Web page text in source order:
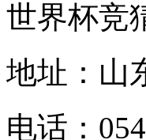
世界杯竞
地址：山
电话：